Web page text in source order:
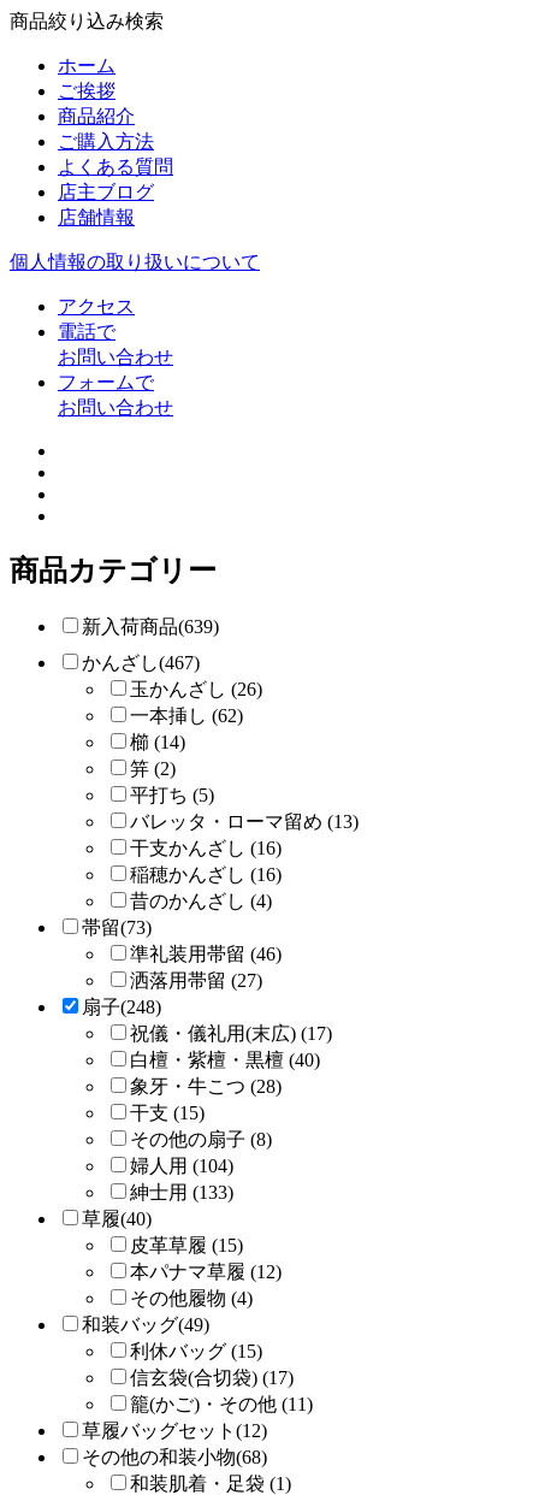
商品絞り込み検索
ホーム
ご挨拶
商品紹介
ご購入方法
よくある質問
店主ブログ
店舗情報
個人情報の取り扱いについて
アクセス
電話で
お問い合わせ
フォームで
お問い合わせ
商品カテゴリー
新入荷商品(639)
かんざし(467)
玉かんざし (26)
一本挿し (62)
櫛 (14)
笄 (2)
平打ち (5)
バレッタ・ローマ留め (13)
干支かんざし (16)
稲穂かんざし (16)
昔のかんざし (4)
帯留(73)
準礼装用帯留 (46)
洒落用帯留 (27)
扇子(248)
祝儀・儀礼用(末広) (17)
白檀・紫檀・黒檀 (40)
象牙・牛こつ (28)
干支 (15)
その他の扇子 (8)
婦人用 (104)
紳士用 (133)
草履(40)
皮革草履 (15)
本パナマ草履 (12)
その他履物 (4)
和装バッグ(49)
利休バッグ (15)
信玄袋(合切袋) (17)
籠(かご)・その他 (11)
草履バッグセット(12)
その他の和装小物(68)
和装肌着・足袋 (1)